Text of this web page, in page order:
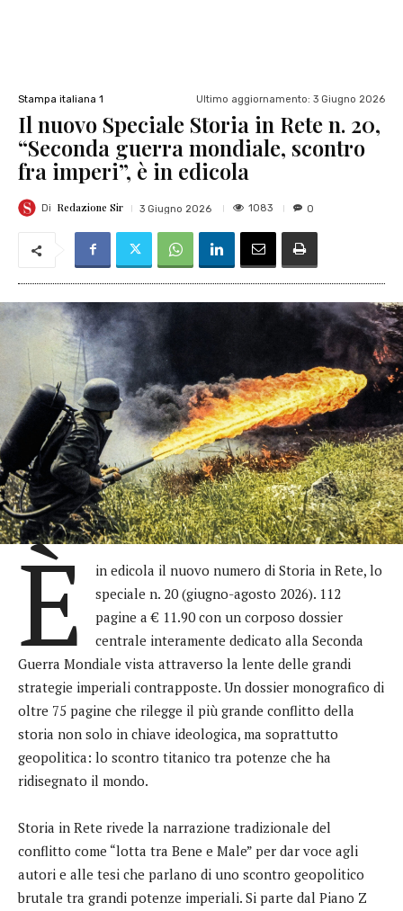
Stampa italiana 1 Ultimo aggiornamento: 3 Giugno 2026
Il nuovo Speciale Storia in Rete n. 20,
“Seconda guerra mondiale, scontro
fra imperi”, è in edicola
Di Redazione Sir 3 Giugno 2026 1083 0
È
in edicola il nuovo numero di Storia in Rete, lo
speciale n. 20 (giugno-agosto 2026). 112
pagine a € 11.90 con un corposo dossier
centrale interamente dedicato alla Seconda
Guerra Mondiale vista attraverso la lente delle grandi
strategie imperiali contrapposte. Un dossier monografico di
oltre 75 pagine che rilegge il più grande conflitto della
storia non solo in chiave ideologica, ma soprattutto
geopolitica: lo scontro titanico tra potenze che ha
ridisegnato il mondo.
Storia in Rete rivede la narrazione tradizionale del
conflitto come “lotta tra Bene e Male” per dar voce agli
autori e alle tesi che parlano di uno scontro geopolitico
brutale tra grandi potenze imperiali. Si parte dal Piano Z